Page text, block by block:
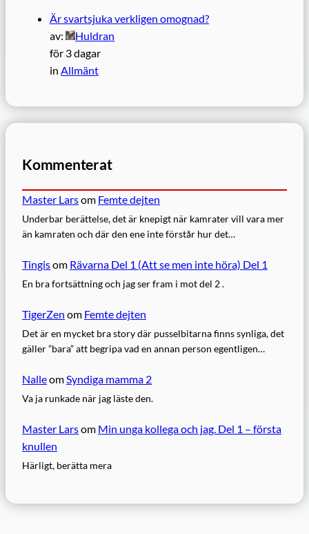
Är svartsjuka verkligen omognad?
av:
Huldran
för 3 dagar
in Allmänt
Kommenterat
Master Larsom Femte dejten
Underbar berättelse, det är knepigt när kamrater vill vara mer
än kamraten och där den ene inte förstår hur det…
Tingisom Rävarna Del 1 (Att se men inte höra) Del 1
En bra fortsättning och jag ser fram i mot del 2 .
TigerZen om Femte dejten
Det är en mycket bra story där pusselbitarna finns synliga, det
gäller ”bara” att begripa vad en annan person egentligen…
Nalleom Syndiga mamma 2
Va ja runkade när jag läste den.
Master Larsom Min unga kollega och jag. Del 1 – första
knullen
Härligt, berätta mera